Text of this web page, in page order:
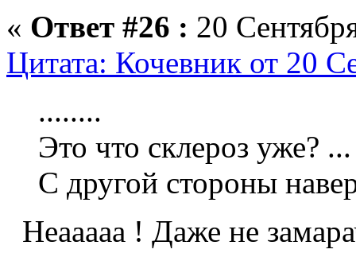
« Ответ #26 : 20
Цитата: Кочевник от 20
........
Это что склероз уже? ...
С другой стороны
Неааааа ! Даже не